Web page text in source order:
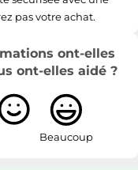
pas votre achat.
ont-elles
ont-elles aidé ?
Beaucoup